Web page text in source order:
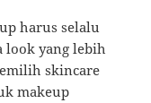
harus selalu
look yang lebih
skincare
makeup